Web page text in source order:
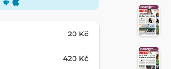
20 Kč
420 Kč